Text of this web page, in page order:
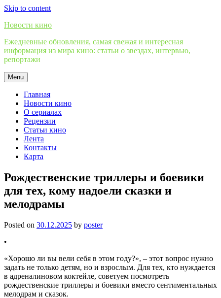
Skip to content
Новости кино
Ежедневные обновления, самая свежая и интересная
информация из мира кино: статьи о звездах, интервью,
репортажи
Menu
Главная
Новости кино
О сериалах
Рецензии
Статьи кино
Лента
Контакты
Карта
Рождественские триллеры и боевики
для тех, кому надоели сказки и
мелодрамы
Posted on 30.12.2025 by poster
•
«Хорошо ли вы вели себя в этом году?», – этот вопрос нужно
задать не только детям, но и взрослым. Для тех, кто нуждается
в адреналиновом коктейле, советуем посмотреть
рождественские триллеры и боевики вместо сентиментальных
мелодрам и сказок.